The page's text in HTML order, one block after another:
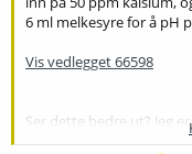
6 ml melkesyre for å pH
Vis vedlegget 66598
Ser dette bedre ut? Jeg
men er det noe jeg bør